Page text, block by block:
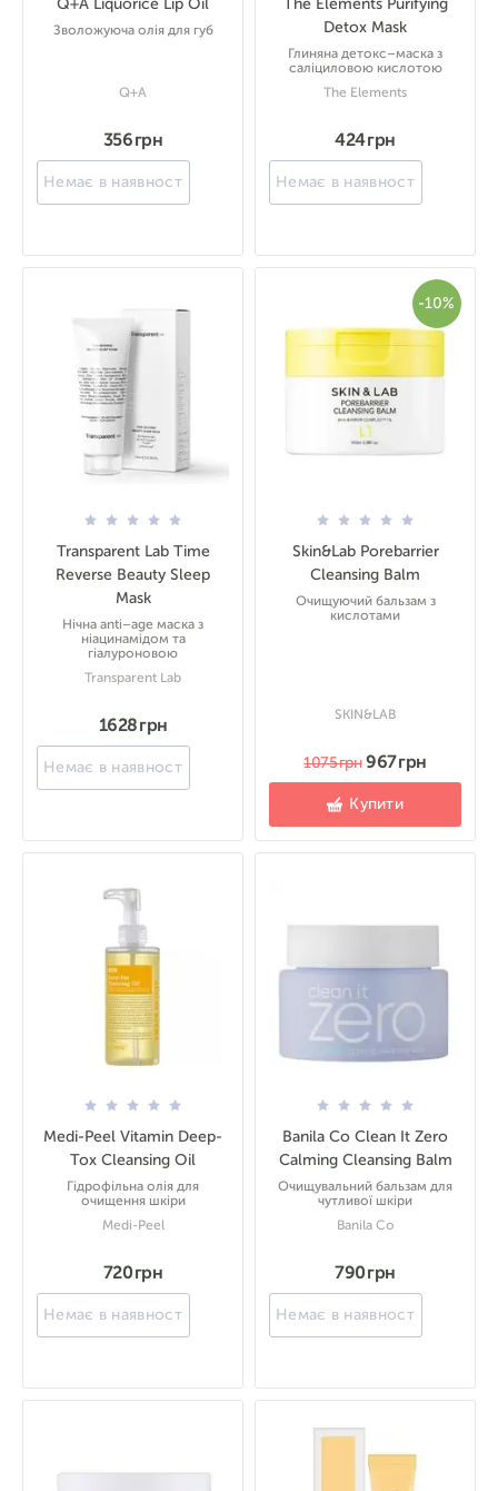
Зволожуюча олія для губ
Q+A
356 грн
Немає в наявності
Detox Mask
Глиняна детокс–маска з
саліциловою кислотою
The Elements
424 грн
Немає в наявності
Transparent Lab Time
Reverse Beauty Sleep
Mask
Нічна anti–age маска з
ніацинамідом та
гіалуроновою
Transparent Lab
1628 грн
Немає в наявності
-10%
Skin&Lab Porebarrier
Cleansing Balm
Очищуючий бальзам з
кислотами
SKIN&LAB
1075 грн 967 грн
Купити
Medi-Peel Vitamin Deep-
Tox Cleansing Oil
Гідрофільна олія для
очищення шкіри
Medi-Peel
720 грн
Немає в наявності
Banila Co Clean It Zero
Calming Cleansing Balm
Очищувальний бальзам для
чутливої шкіри
Banila Co
790 грн
Немає в наявності